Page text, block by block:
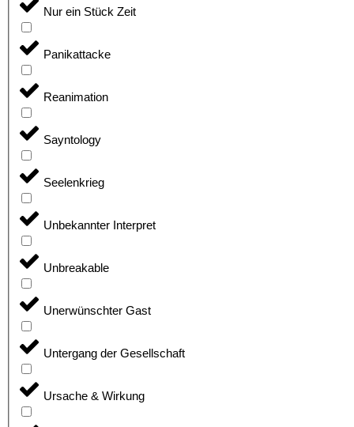
Nur ein Stück Zeit
Panikattacke
Reanimation
Sayntology
Seelenkrieg
Unbekannter Interpret
Unbreakable
Unerwünschter Gast
Untergang der Gesellschaft
Ursache & Wirkung